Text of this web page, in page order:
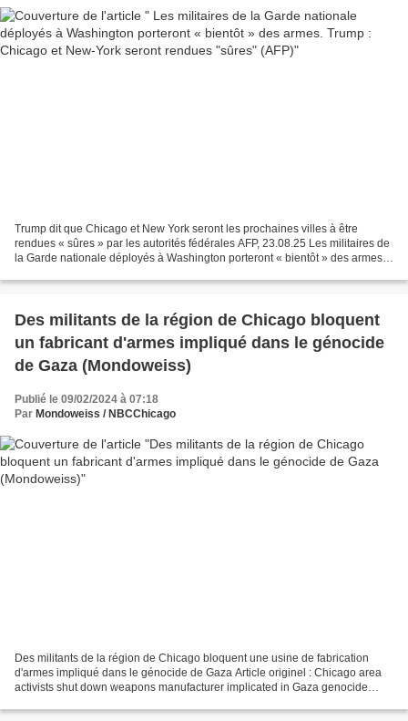
Trump dit que Chicago et New York seront les prochaines villes à être
rendues « sûres » par les autorités fédérales AFP, 23.08.25 Les militaires de
la Garde nationale déployés à Washington porteront « bientôt » des armes
Des militants de la région de Chicago bloquent
un fabricant d'armes impliqué dans le génocide
de Gaza (Mondoweiss)
Publié le 09/02/2024 à 07:18
Par Mondoweiss / NBCChicago
Des militants de la région de Chicago bloquent une usine de fabrication
d'armes impliqué dans le génocide de Gaza Article originel : Chicago area
activists shut down weapons manufacturer implicated in Gaza genocide